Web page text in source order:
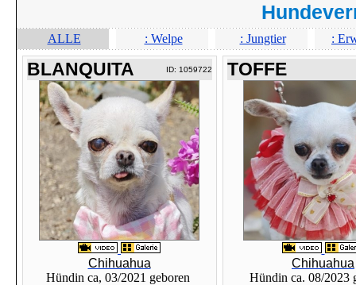
ALLE : Welpe : Jungtier :
BLANQUITA ID: 1059722
Chihuahua
Hündin ca, 03/2021 geboren
TOFFE
Chihuahua
Hündin ca. 08/2023